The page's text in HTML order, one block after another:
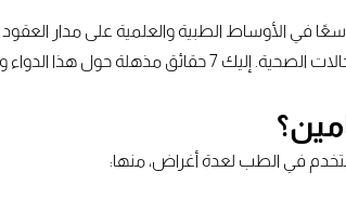
واسعًا في الأوساط الطبية والعلمية على مدار
حول هذا الدواء واستخداماته.
في الطب لعدة أغراض، منها: